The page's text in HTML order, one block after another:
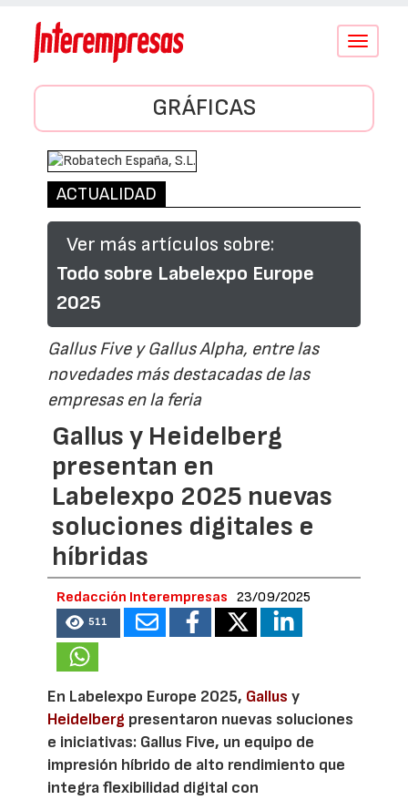
Conmutar
GRÁFICAS
ACTUALIDAD
Ver más artículos sobre:
Todo sobre Labelexpo Europe
2025
Gallus Five y Gallus Alpha, entre las
novedades más destacadas de las
empresas en la feria
Gallus y Heidelberg
presentan en
Labelexpo 2025 nuevas
soluciones digitales e
híbridas
Redacción Interempresas 23/09/2025
511
En Labelexpo Europe 2025, Gallus y
Heidelberg presentaron nuevas soluciones
e iniciativas: Gallus Five, un equipo de
impresión híbrido de alto rendimiento que
integra flexibilidad digital con